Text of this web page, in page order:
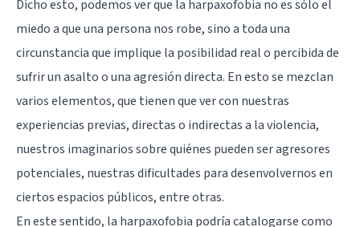
Dicho esto, podemos ver que la harpaxofobia no es sólo el
miedo a que una persona nos robe, sino a toda una
circunstancia que implique la posibilidad real o percibida de
sufrir un asalto o una agresión directa. En esto se mezclan
varios elementos, que tienen que ver con nuestras
experiencias previas, directas o indirectas a la violencia,
nuestros imaginarios sobre quiénes pueden ser agresores
potenciales, nuestras dificultades para desenvolvernos en
ciertos espacios públicos, entre otras.
En este sentido, la harpaxofobia podría catalogarse como